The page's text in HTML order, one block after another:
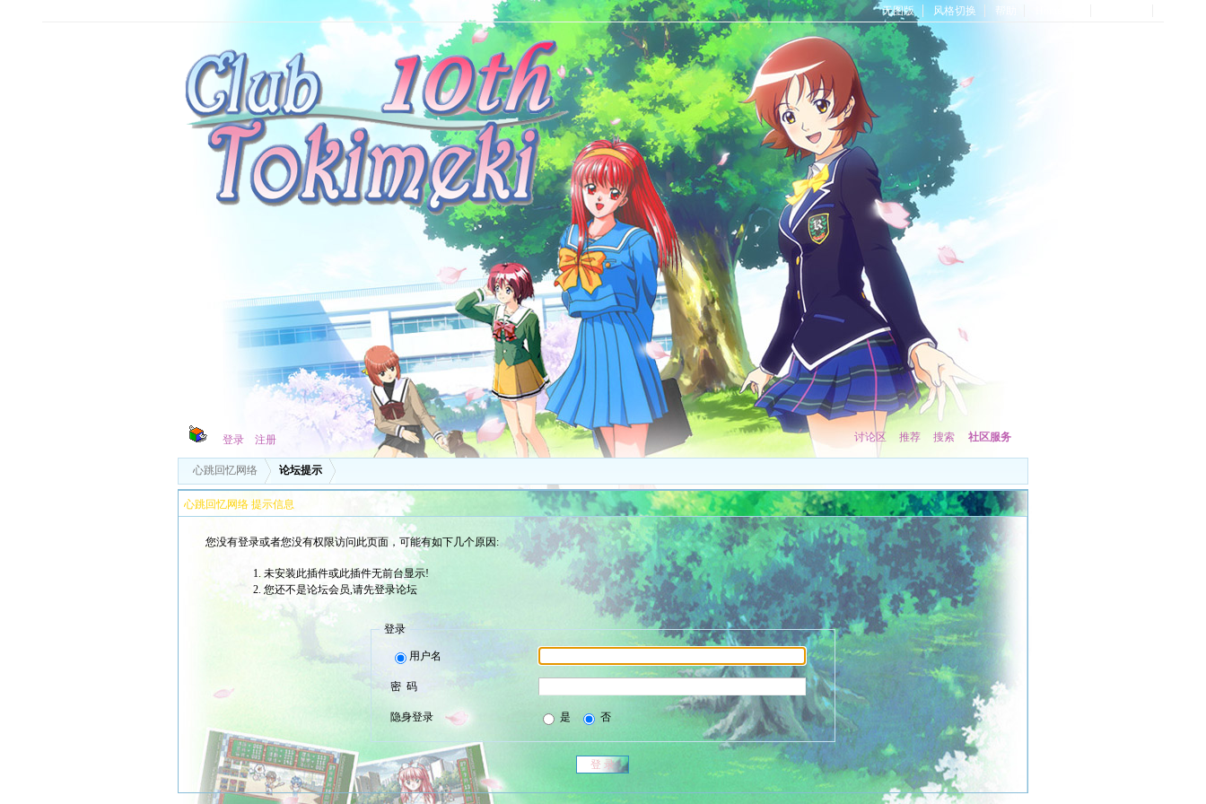
无图版 风格切换 帮助
登录 注册 讨论区 推荐 搜索 社区服务
心跳回忆网络 论坛提示
心跳回忆网络 提示信息
您没有登录或者您没有权限访问此页面，可能有如下几个原因:
未安装此插件或此插件无前台显示!
您还不是论坛会员,请先登录论坛
登录
用户名
密 码
隐身登录 是 否